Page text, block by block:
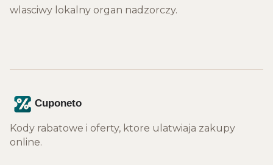
wlasciwy lokalny organ nadzorczy.
Kody rabatowe i oferty, ktore ulatwiaja zakupy
online.